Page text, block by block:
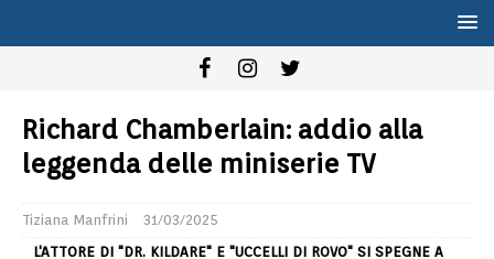
Richard Chamberlain: addio alla
leggenda delle miniserie TV
Tiziana Manfrini
31/03/2025
L'ATTORE DI "DR. KILDARE" E "UCCELLI DI ROVO" SI SPEGNE A